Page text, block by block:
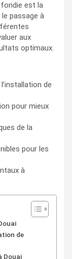
est la
passage à
aux
optimaux.
de
pour mieux
de la
pour les
à
de
Douai